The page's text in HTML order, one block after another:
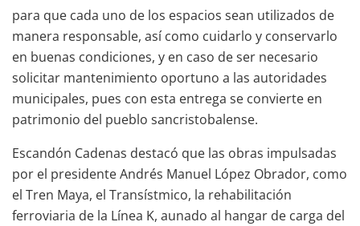
para que cada uno de los espacios sean utilizados de
manera responsable, así como cuidarlo y conservarlo
en buenas condiciones, y en caso de ser necesario
solicitar mantenimiento oportuno a las autoridades
municipales, pues con esta entrega se convierte en
patrimonio del pueblo sancristobalense.
Escandón Cadenas destacó que las obras impulsadas
por el presidente Andrés Manuel López Obrador, como
el Tren Maya, el Transístmico, la rehabilitación
ferroviaria de la Línea K, aunado al hangar de carga del